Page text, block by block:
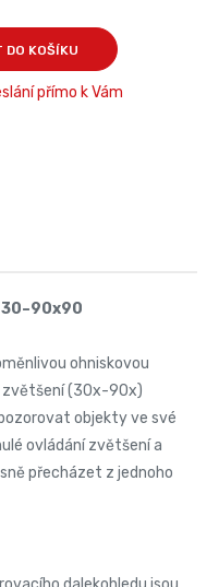
DO KOŠÍKU
přímo k Vám
30–90x90
ohniskovou
zvětšení (30x-90x)
objekty ve své
ovládání zvětšení a
přecházet z jednoho